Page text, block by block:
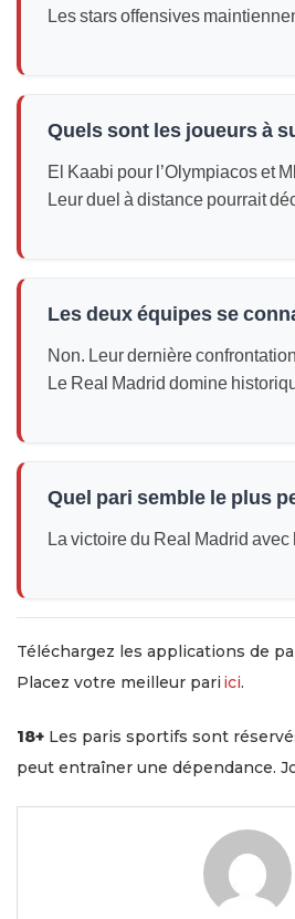
Les stars offensives
Quels sont les joueurs à
El Kaabi pour l’Olympiacos et
Leur duel à distance pourrait
Les deux équipes se
Non. Leur dernière
Le Real Madrid domine
Quel pari semble le plus
La victoire du Real Madrid
Téléchargez les applications de
Placez votre meilleur pari ici.
18+ Les paris sportifs sont
peut entraîner une dépendance.